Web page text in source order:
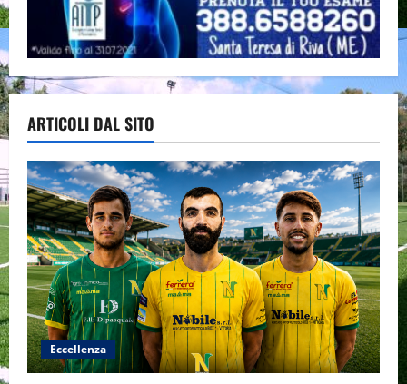
ARTICOLI DAL SITO
Eccellenza